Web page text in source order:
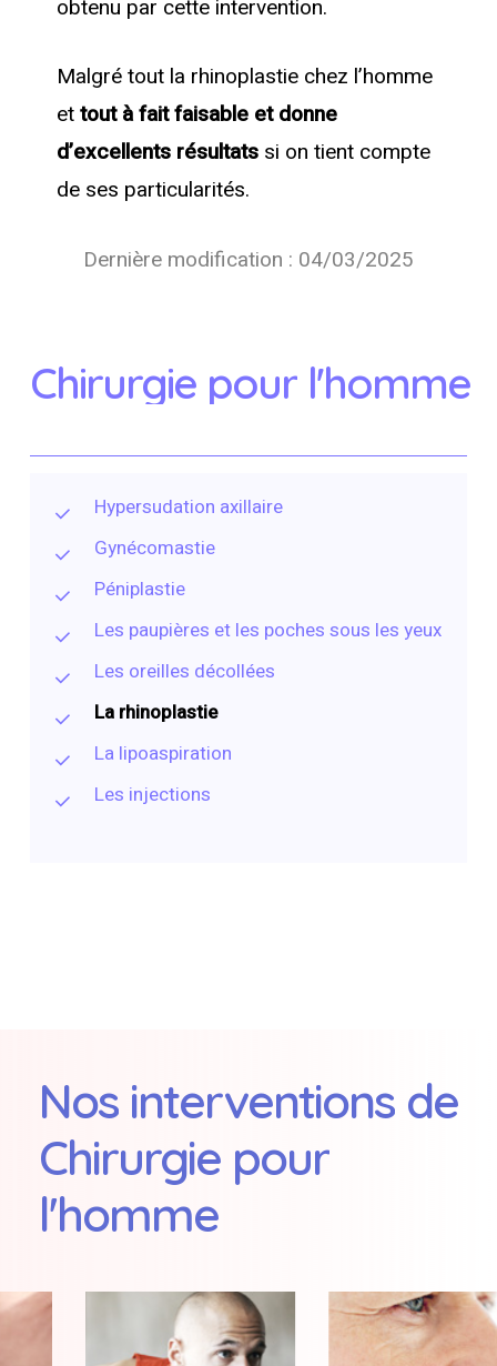
obtenu par cette intervention.
Malgré tout la rhinoplastie chez l’homme
ettout à fait faisable et donne
d’excellents résultatssi on tient compte
de ses particularités.
Dernière modification : 04/03/2025
Chirurgie pour l'homme
Hypersudation axillaire
Gynécomastie
Péniplastie
Les paupières et les poches sous les yeux
Les oreilles décollées
La rhinoplastie
La lipoaspiration
Les injections
Nos interventions de
Chirurgie pour
l'homme
Hypersudation
axillaire
Les
injections